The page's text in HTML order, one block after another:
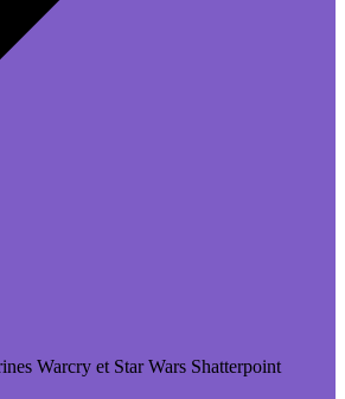
Warcry et Star Wars Shatterpoint